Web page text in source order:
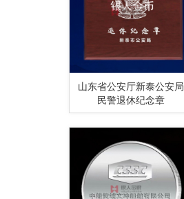
山东省公安厅新泰公安局
民警退休纪念章